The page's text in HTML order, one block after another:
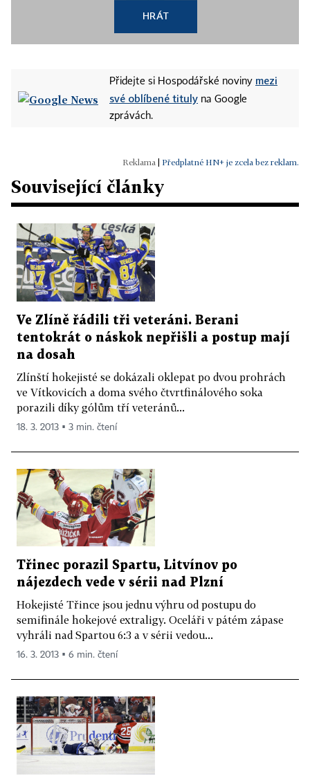
HRÁT
Přidejte si Hospodářské noviny mezi
své oblíbené tituly na Google
zprávách.
Předplatné HN+ je zcela bez reklam.
Související články
Ve Zlíně řádili tři veteráni. Berani
tentokrát o náskok nepřišli a postup mají
na dosah
Zlínští hokejisté se dokázali oklepat po dvou prohrách
ve Vítkovicích a doma svého čtvrtfinálového soka
porazili díky gólům tří veteránů...
18. 3. 2013 ▪ 3 min. čtení
Třinec porazil Spartu, Litvínov po
nájezdech vede v sérii nad Plzní
Hokejisté Třince jsou jednu výhru od postupu do
semifinále hokejové extraligy. Oceláři v pátém zápase
vyhráli nad Spartou 6:3 a v sérii vedou...
16. 3. 2013 ▪ 6 min. čtení